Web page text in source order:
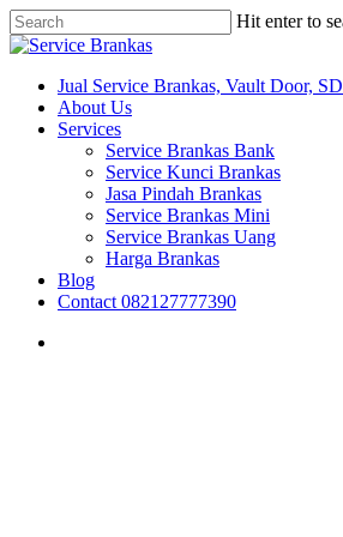
Skip
to
content
Hit enter to
Close
search
Menu
Jual Service Brankas, Vault Door,
About Us
Services
Service Brankas Bank
Service Kunci Brankas
Jasa Pindah Brankas
Service Brankas Mini
Service Brankas Uang
Harga Brankas
Blog
Contact 082127777390